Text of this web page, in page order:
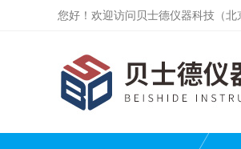
您好！欢迎访问贝士德仪器科技（北